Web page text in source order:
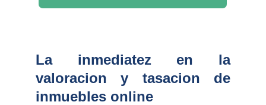
La inmediatez en la
valoracion y tasacion de
inmuebles online